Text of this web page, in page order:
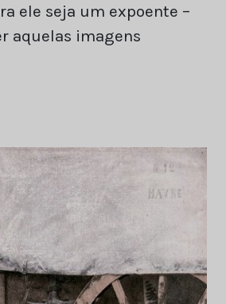
ele seja um expoente –
aquelas imagens